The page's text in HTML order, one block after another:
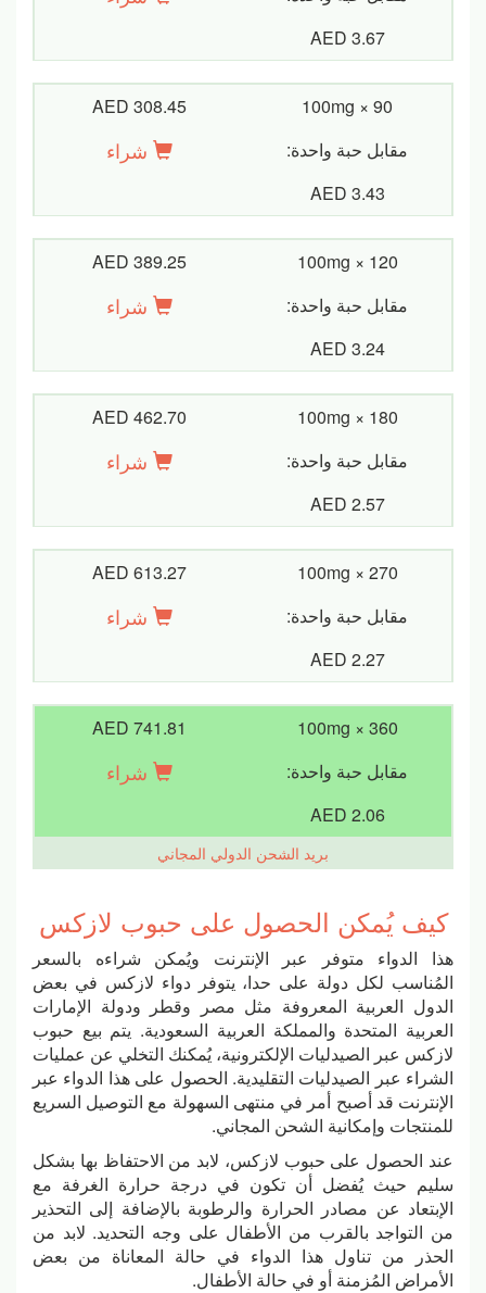
AED 3.67
AED 308.45 100mg × 90
شراء
مقابل حبة واحدة:
AED 3.43
AED 389.25 100mg × 120
شراء
مقابل حبة واحدة:
AED 3.24
AED 462.70 100mg × 180
شراء
مقابل حبة واحدة:
AED 2.57
AED 613.27 100mg × 270
شراء
مقابل حبة واحدة:
AED 2.27
AED 741.81 100mg × 360
شراء
مقابل حبة واحدة:
AED 2.06
بريد الشحن الدولي المجاني
كيف يُمكن الحصول على حبوب لازكس
هذا الدواء متوفر عبر الإنترنت ويُمكن شراءه بالسعر
المُناسب لكل دولة على حدا، يتوفر دواء لازكس في بعض
الدول العربية المعروفة مثل مصر وقطر ودولة الإمارات
العربية المتحدة والمملكة العربية السعودية. يتم بيع حبوب
لازكس عبر الصيدليات الإلكترونية، يُمكنك التخلي عن عمليات
الشراء عبر الصيدليات التقليدية. الحصول على هذا الدواء عبر
الإنترنت قد أصبح أمر في منتهى السهولة مع التوصيل السريع
للمنتجات وإمكانية الشحن المجاني.
عند الحصول على حبوب لازكس، لابد من الاحتفاظ بها بشكل
سليم حيث يُفضل أن تكون في درجة حرارة الغرفة مع
الإبتعاد عن مصادر الحرارة والرطوبة بالإضافة إلى التحذير
من التواجد بالقرب من الأطفال على وجه التحديد. لابد من
الحذر من تناول هذا الدواء في حالة المعاناة من بعض
الأمراض المُزمنة أو في حالة الأطفال.